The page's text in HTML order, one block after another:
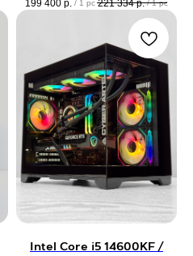
199 400 р. / 1 pc 221 334 р. / 1 pc
Intel Core i5 14600KF /